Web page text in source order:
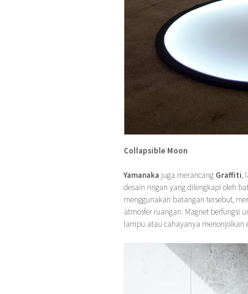
Collapsible Moon
Yamanaka juga merancang Graffiti,
desain ringan yang dilengkapi oleh
menggunakan batangan tersebut,
atmosfer ruangan. Magnet berfungsi
lampu atau cahayanya menonjolkan